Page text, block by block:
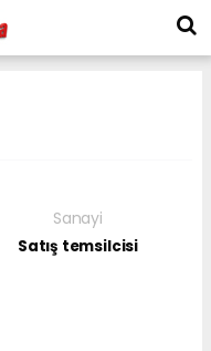
Sanayi
Satış temsilcisi